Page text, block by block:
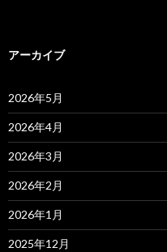
アーカイブ
2026年5月
2026年4月
2026年3月
2026年2月
2026年1月
2025年12月